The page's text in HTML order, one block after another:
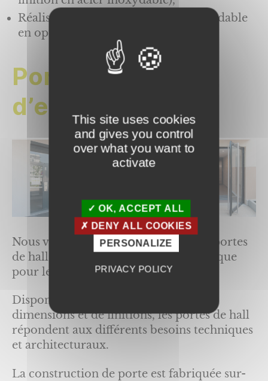
Réalisation des portes en acier inoxydable
en option.
Porte de hall
d’entrée
Nous vous proposons également des portes
de hall pour les bâtiments neufs ainsi que
pour les quartiers en rénovation.
Disponibles dans un grand choix de
dimensions et de finitions, les portes de hall
répondent aux différents besoins techniques
et architecturaux.
La construction de porte est fabriquée sur-
This site uses cookies
and gives you control
over what you want to
activate
OK, ACCEPT ALL
DENY ALL COOKIES
PERSONALIZE
PRIVACY POLICY